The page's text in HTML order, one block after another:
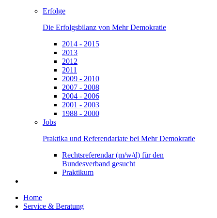
Erfolge
Die Erfolgsbilanz von Mehr Demokratie
2014 - 2015
2013
2012
2011
2009 - 2010
2007 - 2008
2004 - 2006
2001 - 2003
1988 - 2000
Jobs
Praktika und Referendariate bei Mehr Demokratie
Rechtsreferendar (m/w/d) für den
Bundesverband gesucht
Praktikum
Home
Service & Beratung